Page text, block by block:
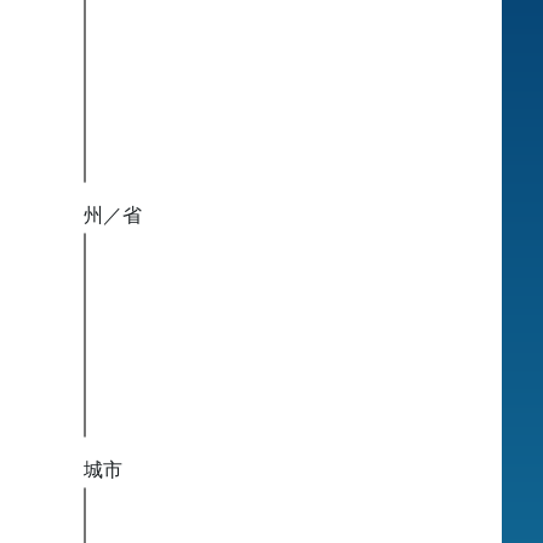
州／省
城市